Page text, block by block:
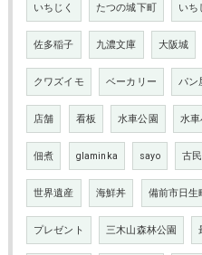
いちじく たつの城下町 いち
佐多稲子 九濃文庫 大阪城
クワズイモ ベーカリー パン
店舗 看板 水車公園 水車
佃煮 glaminka sayo 古
世界遺産 海鮮丼 備前市日生
プレゼント 三木山森林公園